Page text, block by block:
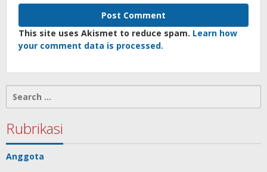
This site uses Akismet to reduce spam. Learn how
your comment data is processed.
for:
Rubrikasi
Anggota